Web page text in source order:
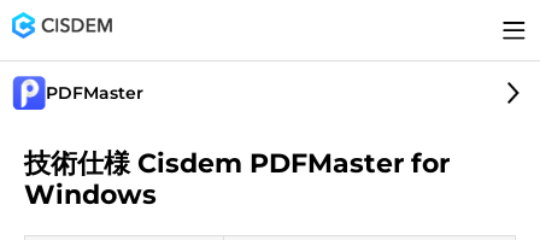
PDFMaster
技術仕様 Cisdem PDFMaster for
Windows